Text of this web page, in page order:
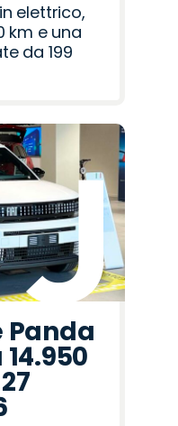
elettrico,
km e una
da 199
Panda